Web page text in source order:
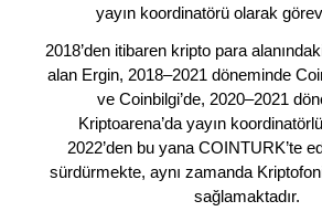
yayın koordinatörü olarak görev
2018’den itibaren kripto para
alan Ergin, 2018–2021 döneminde
ve Coinbilgi’de, 2020–2021
Kriptoarena’da yayın
2022’den bu yana COINTURK’te
sürdürmekte, aynı zamanda
sağlamaktadır.